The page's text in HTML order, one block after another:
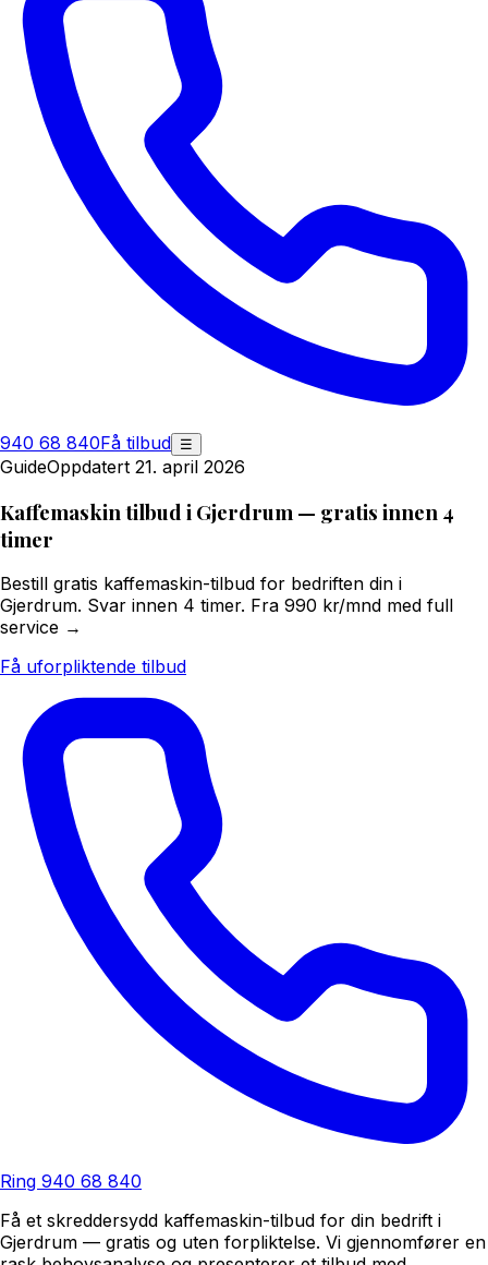
940 68 840Få tilbud ☰
GuideOppdatert 21. april 2026
Kaffemaskin tilbud i Gjerdrum — gratis innen 4
timer
Bestill gratis kaffemaskin-tilbud for bedriften din i
Gjerdrum. Svar innen 4 timer. Fra 990 kr/mnd med full
service →
Få uforpliktende tilbud
Ring 940 68 840
Få et skreddersydd kaffemaskin-tilbud for din bedrift i
Gjerdrum — gratis og uten forpliktelse. Vi gjennomfører en